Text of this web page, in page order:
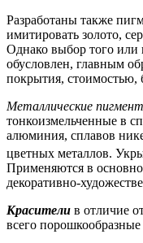
Разработаны также
имитировать золото,
Однако выбор того или
обусловлен, главным
покрытия, стоимостью,
Металлические
тонкоизмельченные в
алюминия, сплавов
цветных металлов.
Применяются в
декоративно-
Красители в отличие
всего